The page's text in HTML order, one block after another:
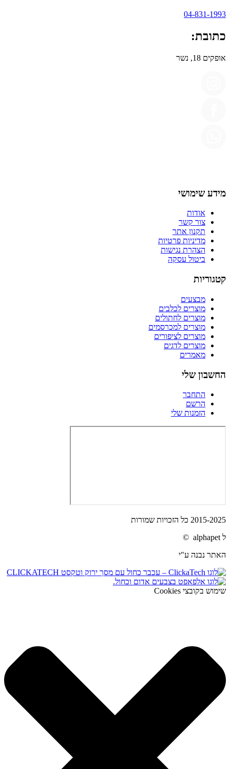
04-831-1993
כתובת:
אופקים 18, נשר
מידע שימושי
אודות
צור קשר
תקנון אתר
מדיניות פרטיות
הצהרת נגישות
ביטול עסקה
קטגוריות
מבצעים
מוצרים לכלבים
מוצרים לחתולים
מוצרים למכרסמים
מוצרים לציפורים
מוצרים לדגים
מאמרים
החשבון שלי
התחבר
הרשם
הזמנות שלי
2015-2025 כל הזכויות שמורות
ל alphapet ©
האתר נבנה ע"י
שימוש בקובצי Cookies